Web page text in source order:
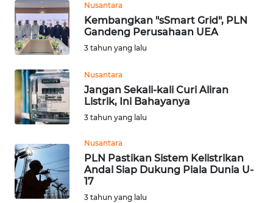
Nusantara
Kembangkan "sSmart Grid", PLN
Gandeng Perusahaan UEA
3 tahun yang lalu
Nusantara
Jangan Sekali-kali Curi Aliran
Listrik, Ini Bahayanya
3 tahun yang lalu
Nusantara
PLN Pastikan Sistem Kelistrikan
Andal Siap Dukung Piala Dunia U-
17
3 tahun yang lalu
WN
BANTEN
WN
NTT
WN
WN
PAPUA